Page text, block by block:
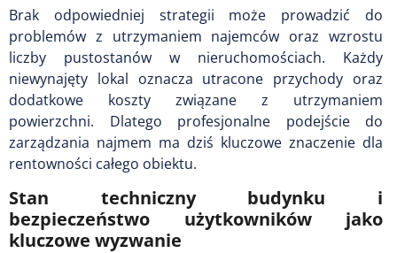
Brak odpowiedniej strategii może prowadzić do
problemów z utrzymaniem najemców oraz wzrostu
liczby pustostanów w nieruchomościach. Każdy
niewynajęty lokal oznacza utracone przychody oraz
dodatkowe koszty związane z utrzymaniem
powierzchni. Dlatego profesjonalne podejście do
zarządzania najmem ma dziś kluczowe znaczenie dla
rentowności całego obiektu.
Stan techniczny budynku i
bezpieczeństwo użytkowników jako
kluczowe wyzwanie